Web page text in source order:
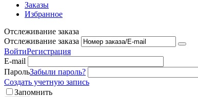
Заказы
Избранное
Отслеживание заказа
Отслеживание заказа
ВойтиРегистрация
E-mail
ПарольЗабыли пароль?
Создать учетную запись
Запомнить